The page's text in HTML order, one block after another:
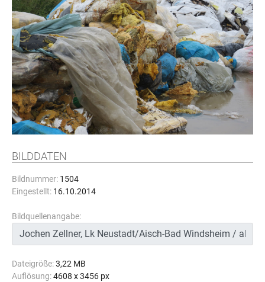
BILDDATEN
Bildnummer: 1504
Eingestellt: 16.10.2014
Bildquellenangabe:
Dateigröße:3,22 MB
Auflösung:4608 x 3456 px